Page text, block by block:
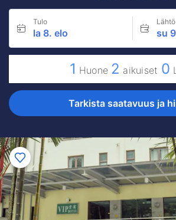
Tulo
la 8. elo
Lähtö
su
1 Huone 2 aikuiset 0
Tarkista saatavuus ja